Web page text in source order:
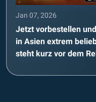
Jan 07, 2026
Jetzt vorbestellen
in Asien extrem
steht kurz vor dem